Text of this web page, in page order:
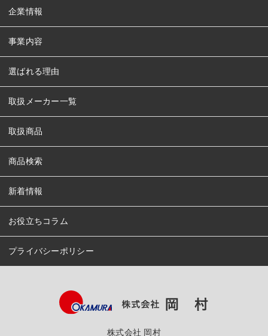
企業情報
事業内容
選ばれる理由
取扱メーカー一覧
取扱商品
商品検索
新着情報
お役立ちコラム
プライバシーポリシー
株式会社 岡村